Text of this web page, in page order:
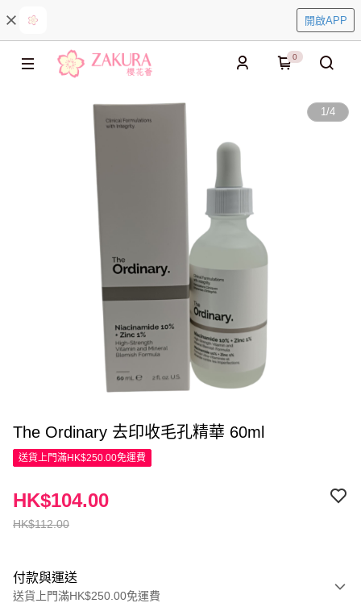
開啟APP
0
1/4
The Ordinary 去印收毛孔精華 60ml
送貨上門滿HK$250.00免運費
HK$112.00
HK$104.00
付款與運送
送貨上門滿HK$250.00免運費